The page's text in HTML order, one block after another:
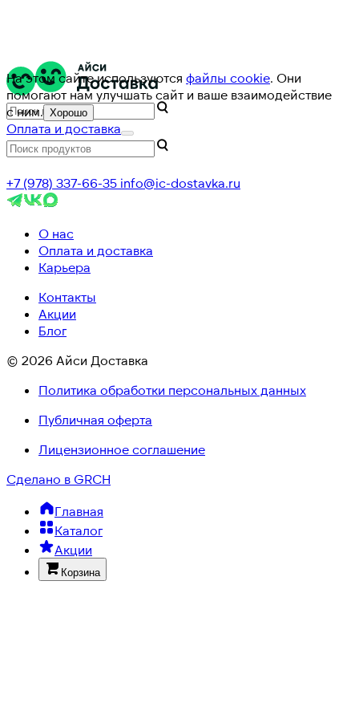
На этом сайте используются файлы cookie. Они
помогают нам улучшать сайт и ваше взаимодействие
с ним. Хорошо
Оплата и доставка
+7 (978) 337-66-35 info@ic-dostavka.ru
О нас
Оплата и доставка
Карьера
Контакты
Акции
Блог
© 2026 Айси Доставка
Политика обработки персональных данных
Публичная оферта
Лицензионное соглашение
Сделано в GRCH
Главная
Каталог
Акции
Корзина